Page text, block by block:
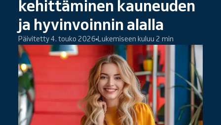
kehittäminen kauneuden
ja hyvinvoinnin alalla
Päivitetty 4. touko 2026 Lukemiseen kuluu 2 min